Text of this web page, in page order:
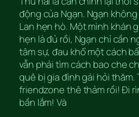
động của Ngạn. Ngạn
Lan hẹn hò. Một mình khán
hẹn là đủ rồi, Ngạn chỉ cần
tâm sự, đau khổ một cách
vẫn phải tìm cách bao che
quê bị gia đình gái hỏi thăm.
friendzone thê thảm rồi! Đi
bần lắm! Và